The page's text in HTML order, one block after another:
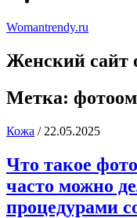
Womantrendy.ru
Женский сайт
Метка:
Кожа / 22.05.2025
Что такое
часто можно
процедурами